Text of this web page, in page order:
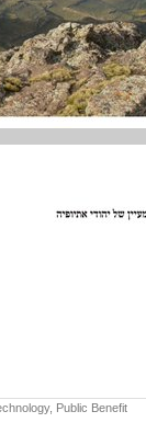
חלק
חלק שני - אתרים
יהודי הסְמֵן וההנהגה
of the Ethiopian
Public Benefit